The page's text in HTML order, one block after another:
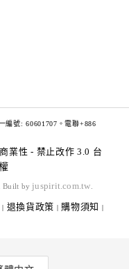
號: 60601707。電聯+886
業性 - 禁止改作 3.0 台
Built by juspirit.com.tw
| 退換貨政策 | 購物須知 |